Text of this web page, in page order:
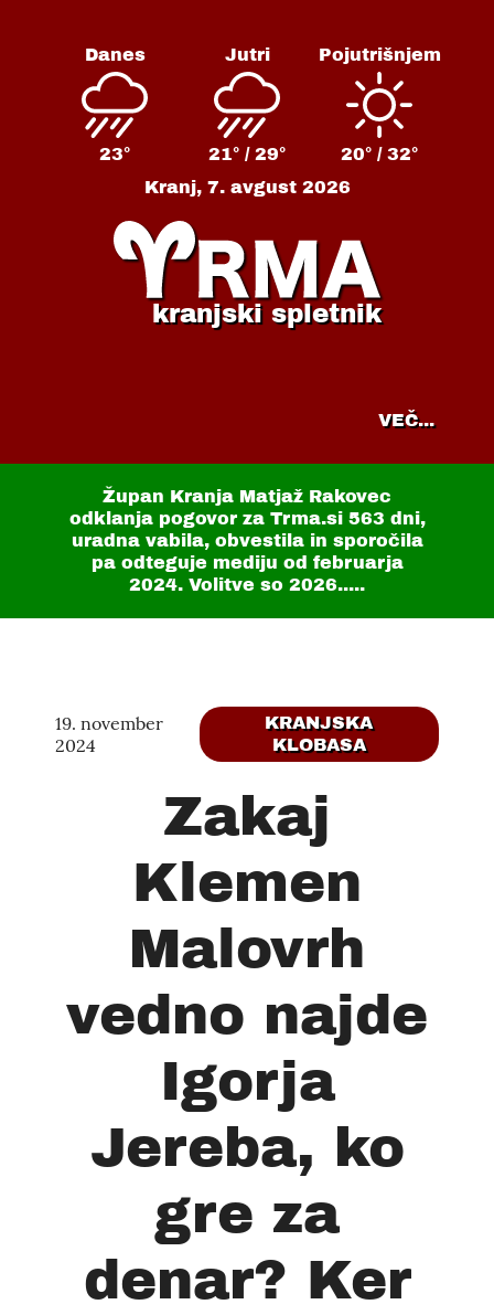
Danes
23°
Jutri
21° / 29°
Pojutrišnjem
20° / 32°
Kranj, 7. avgust 2026
kranjski spletnik
VEČ...
Župan Kranja Matjaž Rakovec
odklanja pogovor za Trma.si 563 dni,
uradna vabila, obvestila in sporočila
pa odteguje mediju od februarja
2024. Volitve so 2026.....
19. november
2024
KRANJSKA
KLOBASA
Zakaj
Klemen
Malovrh
vedno najde
Igorja
Jereba, ko
gre za
denar? Ker